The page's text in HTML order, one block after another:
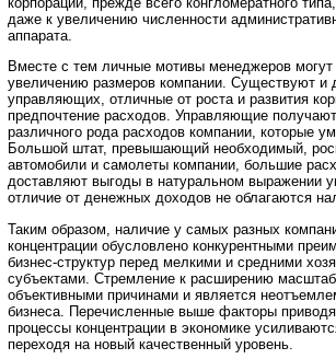
даже к увеличению численности
аппарата.
Вместе с тем личные мотивы менеджеров могут
увеличению размеров компании. Существуют и
управляющих, отличные от роста и развития
предпочтение расходов. Управляющие
различного рода расходов компании, которые
Большой штат, превышающий необходимый,
автомобили и самолеты компании, большие
доставляют выгоды в натуральном выражении
отличие от денежных доходов не облагаются
Таким образом, наличие у самых разных
концентрации обусловлено конкурентными
бизнес-структур перед мелкими и средними
субъектами. Стремление к расширению
объективными причинами и является
бизнеса. Перечисленные выше факторы
процессы концентрации в экономике
переходя на новый качественный уровень.